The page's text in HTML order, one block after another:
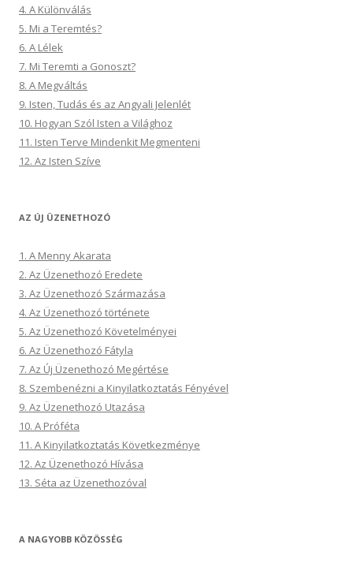
4. A Különválás
5. Mi a Teremtés?
6. A Lélek
7. Mi Teremti a Gonoszt?
8. A Megváltás
9. Isten, Tudás és az Angyali Jelenlét
10. Hogyan Szól Isten a Világhoz
11. Isten Terve Mindenkit Megmenteni
12. Az Isten Szíve
AZ ÚJ ÜZENETHOZÓ
1. A Menny Akarata
2. Az Üzenethozó Eredete
3. Az Üzenethozó Származása
4. Az Üzenethozó története
5. Az Üzenethozó Követelményei
6. Az Üzenethozó Fátyla
7. Az Új Üzenethozó Megértése
8. Szembenézni a Kinyilatkoztatás Fényével
9. Az Üzenethozó Utazása
10. A Próféta
11. A Kinyilatkoztatás Következménye
12. Az Üzenethozó Hívása
13. Séta az Üzenethozóval
A NAGYOBB KÖZÖSSÉG